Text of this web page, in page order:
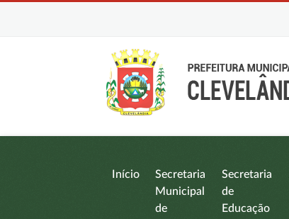
Início
Secretaria
Municipal
de
Secretaria
de
Educação